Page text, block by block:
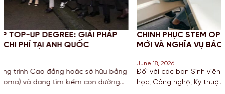
PHÁP
bằng
đường
CHINH PHỤC STEM OPT 2026: CẬP NHẬT QUY
MỚI VÀ NGHĨA VỤ BÁO CÁO CHO SINH VIÊN MỸ
Đối với các bạn Sinh viên đang theo đuổi khối ngành
học, Công nghệ, Kỹ thuật và Toán học tại Mỹ, chương